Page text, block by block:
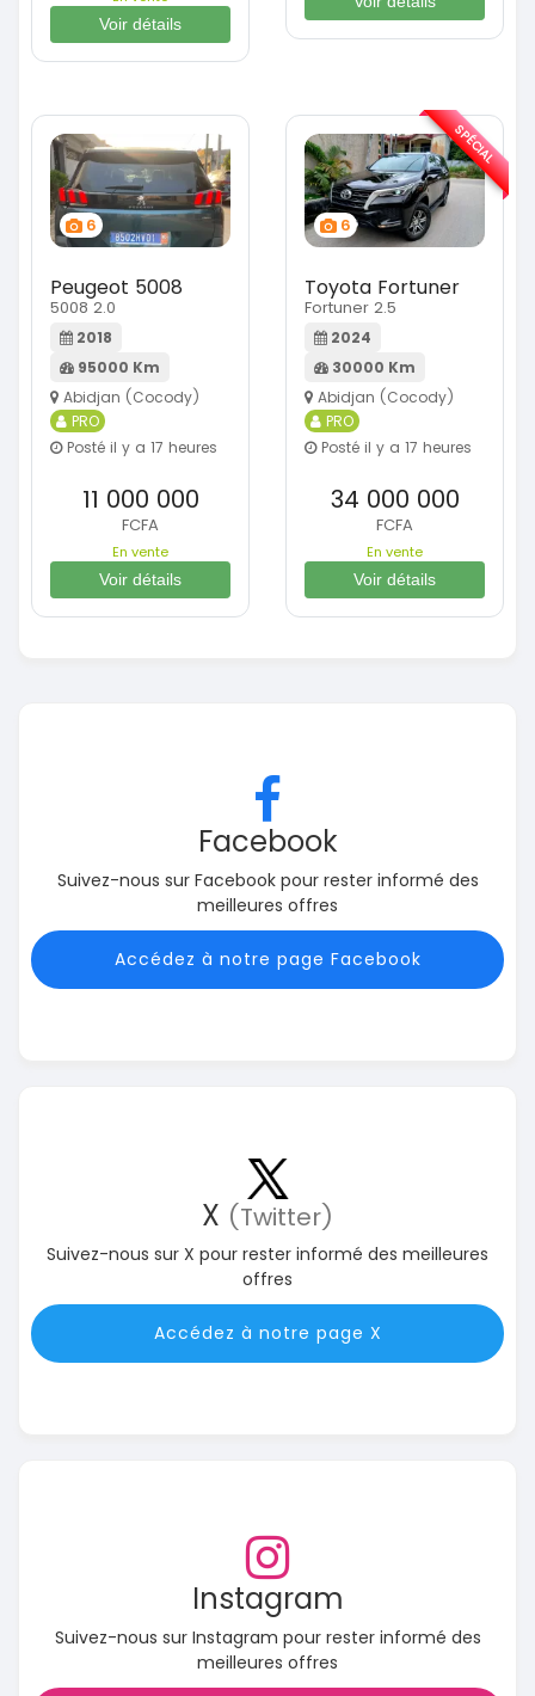
Voir détails
6
Peugeot 5008
5008 2.0
2018
95000 Km
Abidjan (Cocody)
PRO
Posté il y a 17 heures
11 000 000
FCFA
En vente
Voir détails
6
Toyota Fortuner
Fortuner 2.5
2024
30000 Km
Abidjan (Cocody)
PRO
Posté il y a 17 heures
34 000 000
FCFA
En vente
Voir détails
SPÉCIAL
Facebook
Suivez-nous sur Facebook pour rester informé des
meilleures offres
Accédez à notre page Facebook
X (Twitter)
Suivez-nous sur X pour rester informé des meilleures
offres
Accédez à notre page X
Instagram
Suivez-nous sur Instagram pour rester informé des
meilleures offres